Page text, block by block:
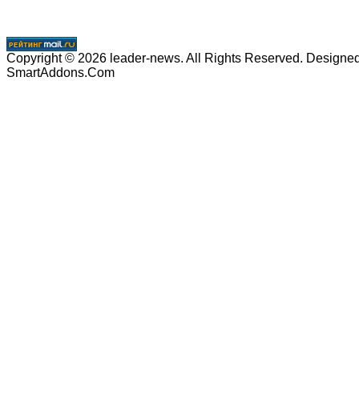
Copyright © 2026 leader-news. All Rights Reserved.
SmartAddons.Com